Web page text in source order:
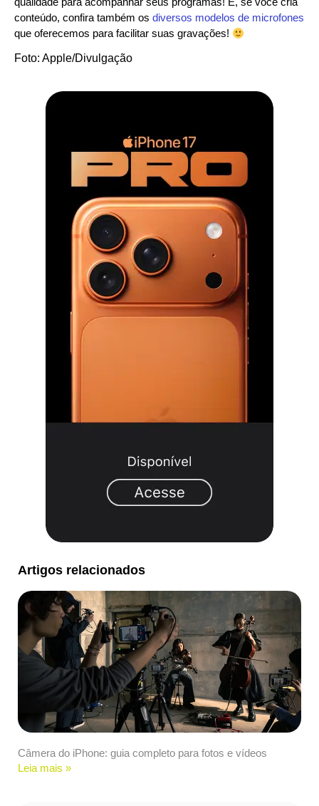
conteúdo, confira também os diversos modelos de microfones
que oferecemos para facilitar suas gravações!
Foto: Apple/Divulgação
Artigos relacionados
Câmera do iPhone: guia completo para fotos e vídeos
Leia mais »